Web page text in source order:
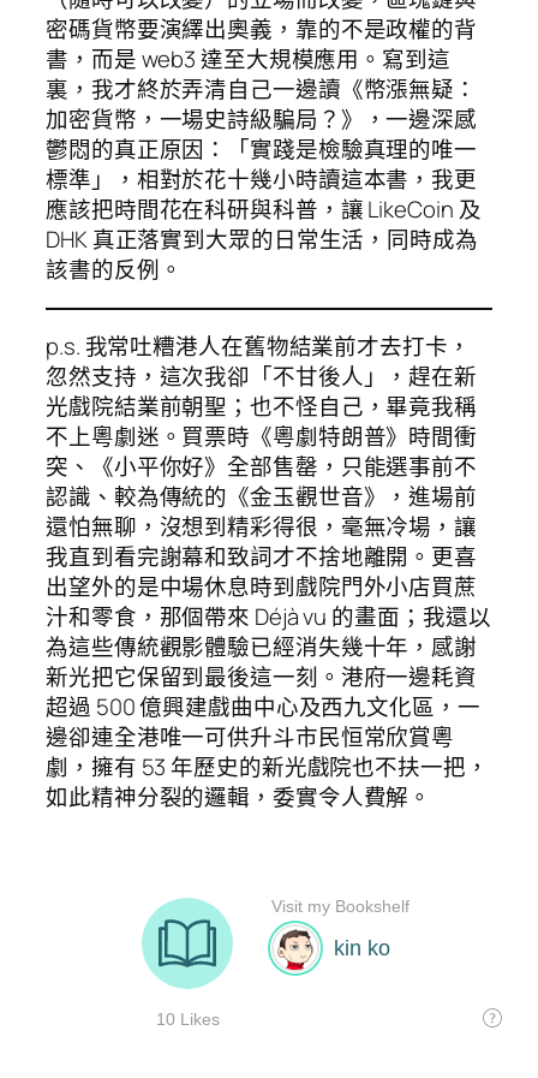
密碼貨幣要演繹出奧義，靠的不是政權的背
書，而是 web3 達至大規模應用。寫到這
裏，我才終於弄清自己一邊讀《幣漲無疑：
加密貨幣，一場史詩級騙局？》，一邊深感
鬱悶的真正原因：「實踐是檢驗真理的唯一
標準」，相對於花十幾小時讀這本書，我更
應該把時間花在科研與科普，讓 LikeCoin 及
DHK 真正落實到大眾的日常生活，同時成為
該書的反例。
p.s. 我常吐糟港人在舊物結業前才去打卡，
忽然支持，這次我卻「不甘後人」，趕在新
光戲院結業前朝聖；也不怪自己，畢竟我稱
不上粵劇迷。買票時《粵劇特朗普》時間衝
突、《小平你好》全部售罄，只能選事前不
認識、較為傳統的《金玉觀世音》，進場前
還怕無聊，沒想到精彩得很，毫無冷場，讓
我直到看完謝幕和致詞才不捨地離開。更喜
出望外的是中場休息時到戲院門外小店買蔗
汁和零食，那個帶來 Déjà vu 的畫面；我還以
為這些傳統觀影體驗已經消失幾十年，感謝
新光把它保留到最後這一刻。港府一邊耗資
超過 500 億興建戲曲中心及西九文化區，一
邊卻連全港唯一可供升斗市民恒常欣賞粵
劇，擁有 53 年歷史的新光戲院也不扶一把，
如此精神分裂的邏輯，委實令人費解。